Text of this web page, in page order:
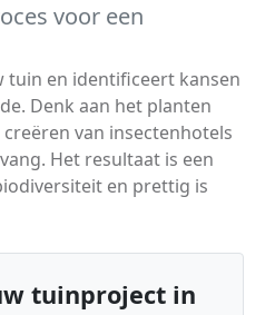
voor een
tuin en identificeert kansen
Denk aan het planten
van insectenhotels
Het resultaat is een
en prettig is
tuinproject in